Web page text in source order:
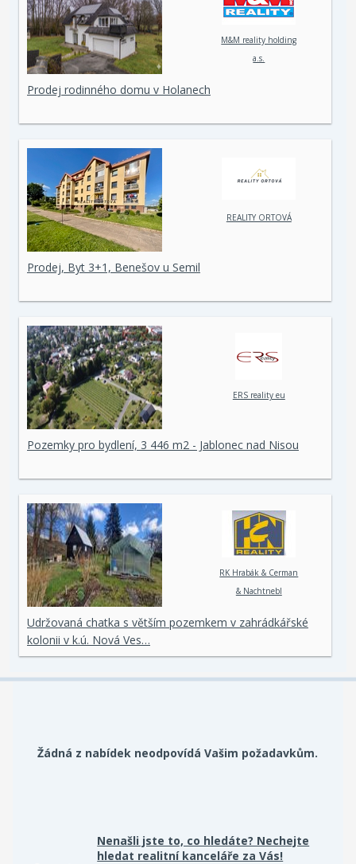
M&M reality holding
a.s.
Prodej rodinného domu v Holanech
REALITY ORTOVÁ
Prodej, Byt 3+1, Benešov u Semil
ERS reality eu
Pozemky pro bydlení, 3 446 m2 - Jablonec nad Nisou
RK Hrabák & Cerman
& Nachtnebl
Udržovaná chatka s větším pozemkem v zahrádkářské
kolonii v k.ú. Nová Ves…
Žádná z nabídek neodpovídá Vašim požadavkům.
Nenašli jste to, co hledáte? Nechejte
hledat realitní kanceláře za Vás!